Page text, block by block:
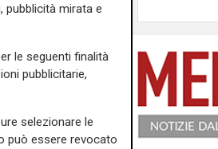
pubblicità mirata e
le seguenti finalità
pubblicitarie,
selezionare le
può essere revocato